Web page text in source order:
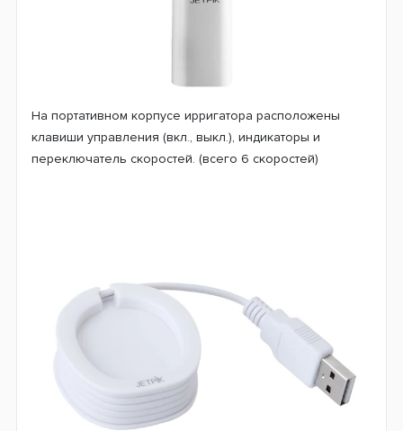
На портативном корпусе ирригатора расположены
клавиши управления (вкл., выкл.), индикаторы и
переключатель скоростей. (всего 6 скоростей)